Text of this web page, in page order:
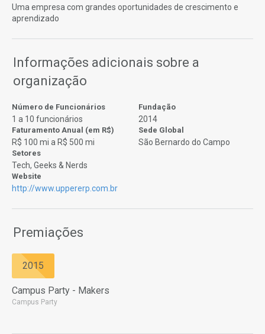
Uma empresa com grandes oportunidades de crescimento e
aprendizado
Informações adicionais sobre a
organização
Número de Funcionários
1 a 10 funcionários
Fundação
2014
Faturamento Anual (em R$)
R$ 100 mi a R$ 500 mi
Sede Global
São Bernardo do Campo
Setores
Tech, Geeks & Nerds
Website
http://www.uppererp.com.br
Premiações
2015
Campus Party - Makers
Campus Party